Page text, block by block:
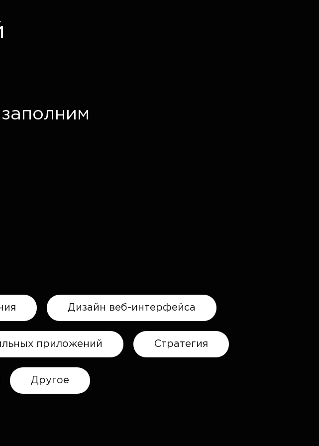
Дизайн веб-интерфейса
приложений Стратегия
Другое